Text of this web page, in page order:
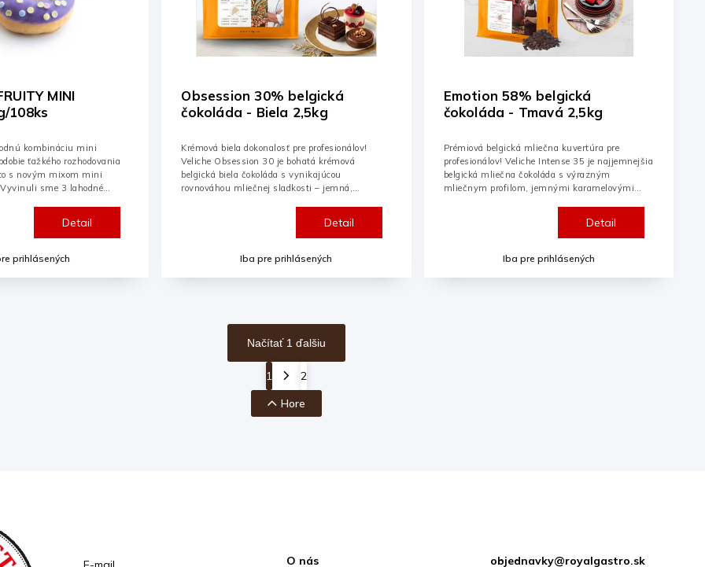
MINI
108ks
prihlásených
Detail
kombináciu mini
ťažkého rozhodovania
s novým mixom mini
sme 3 lahodné
Obsession 30% belgická
čokoláda - Biela 2,5kg
Iba pre prihlásených
Detail
Krémová biela dokonalosť pre profesionálov!
Veliche Obsession 30 je bohatá krémová
belgická biela čokoláda s vynikajúcou
rovnováhou mliečnej sladkosti – jemná,
Emotion 58% belgická
čokoláda - Tmavá 2,5kg
Iba pre prihlásených
Detail
Prémiová belgická mliečna kuvertúra pre
profesionálov! Veliche Intense 35 je najjemnejšia
belgická mliečna čokoláda s výrazným
mliečnym profilom, jemnými karamelovými
Načítať 1 ďalšiu
1
2
Hore
O nás objednavky@royalgastro.sk